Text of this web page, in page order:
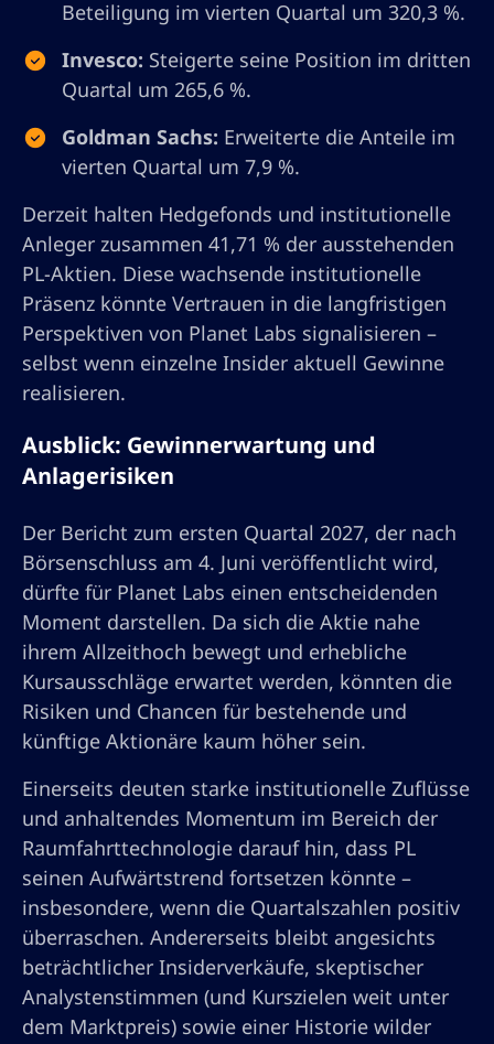
Beteiligung im vierten Quartal um 320,3 %.
Invesco: Steigerte seine Position im dritten
Quartal um 265,6 %.
Goldman Sachs: Erweiterte die Anteile im
vierten Quartal um 7,9 %.
Derzeit halten Hedgefonds und institutionelle
Anleger zusammen 41,71 % der ausstehenden
PL-Aktien. Diese wachsende institutionelle
Präsenz könnte Vertrauen in die langfristigen
Perspektiven von Planet Labs signalisieren –
selbst wenn einzelne Insider aktuell Gewinne
realisieren.
Ausblick: Gewinnerwartung und
Anlagerisiken
Der Bericht zum ersten Quartal 2027, der nach
Börsenschluss am 4. Juni veröffentlicht wird,
dürfte für Planet Labs einen entscheidenden
Moment darstellen. Da sich die Aktie nahe
ihrem Allzeithoch bewegt und erhebliche
Kursausschläge erwartet werden, könnten die
Risiken und Chancen für bestehende und
künftige Aktionäre kaum höher sein.
Einerseits deuten starke institutionelle Zuflüsse
und anhaltendes Momentum im Bereich der
Raumfahrttechnologie darauf hin, dass PL
seinen Aufwärtstrend fortsetzen könnte –
insbesondere, wenn die Quartalszahlen positiv
überraschen. Andererseits bleibt angesichts
beträchtlicher Insiderverkäufe, skeptischer
Analystenstimmen (und Kurszielen weit unter
dem Marktpreis) sowie einer Historie wilder